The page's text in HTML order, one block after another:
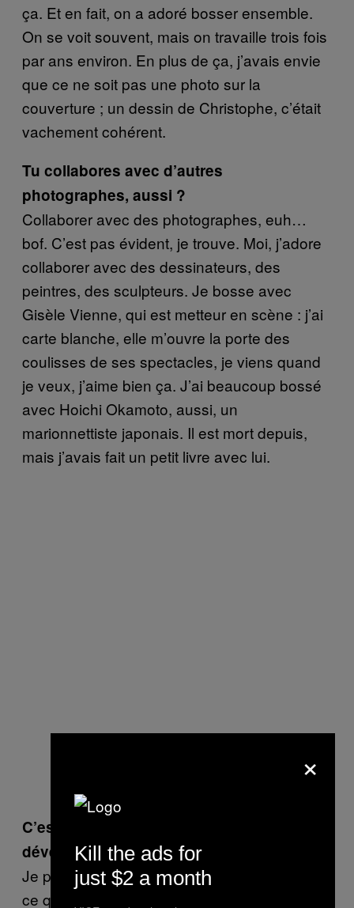
ça. Et en fait, on a adoré bosser ensemble.
On se voit souvent, mais on travaille trois fois
par ans environ. En plus de ça, j’avais envie
que ce ne soit pas une photo sur la
couverture ; un dessin de Christophe, c’était
vachement cohérent.
Tu collabores avec d’autres
photographes, aussi ?
Collaborer avec des photographes, euh…
bof. C’est pas évident, je trouve. Moi, j’adore
collaborer avec des dessinateurs, des
peintres, des sculpteurs. Je bosse avec
Gisèle Vienne, qui est metteur en scène : j’ai
carte blanche, elle m’ouvre la porte des
coulisses de ses spectacles, je viens quand
je veux, j’aime bien ça. J’ai beaucoup bossé
avec Hoichi Okamoto, aussi, un
marionnettiste japonais. Il est mort depuis,
mais j’avais fait un petit livre avec lui.
C’est un truc que tu cherches à
développer, ces collaborations ?
Je peux très bien faire les choses seule, c’est
ce que je fais la plupart du temps. Quand les
×
Kill the ads for
just $2 a month